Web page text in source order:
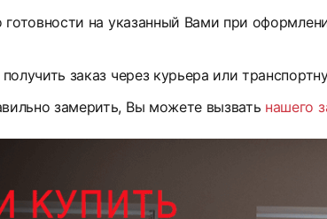
на указанный Вами при
заказ через курьера или
замерить, Вы можете вызвать нашего